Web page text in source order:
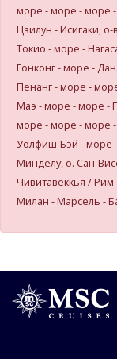
море - море - море
Цзилун - Исигаки,
Токио - море -
Гонконг - море -
Пенанг - море -
Маэ - море - море -
море - море - море
Уолфиш-Бэй - море
Минделу, о. Сан-
Чивитавеккья /
Милан - Марсель -